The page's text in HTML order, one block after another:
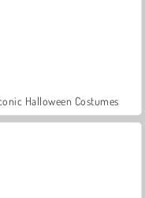
Halloween Costumes